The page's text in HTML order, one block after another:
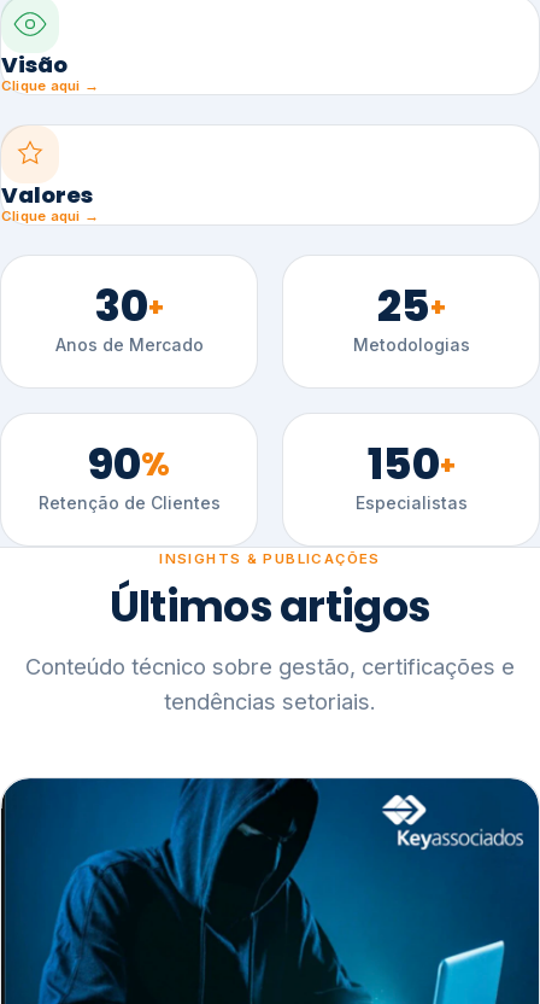
Visão
Clique aqui →
Valores
Clique aqui →
30+
Anos de Mercado
25+
Metodologias
90%
Retenção de Clientes
150+
Especialistas
INSIGHTS & PUBLICAÇÕES
Últimos artigos
Conteúdo técnico sobre gestão, certificações e
tendências setoriais.